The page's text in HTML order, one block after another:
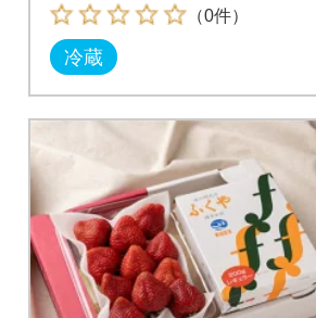
（0件）
冷蔵